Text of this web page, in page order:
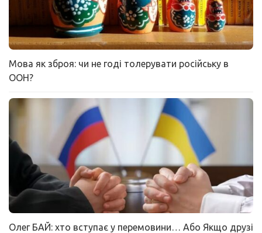
Мова як зброя: чи не годі толерувати російську в
ООН?
Олег БАЙ: хто вступає у перемовини… Або Якщо друзі